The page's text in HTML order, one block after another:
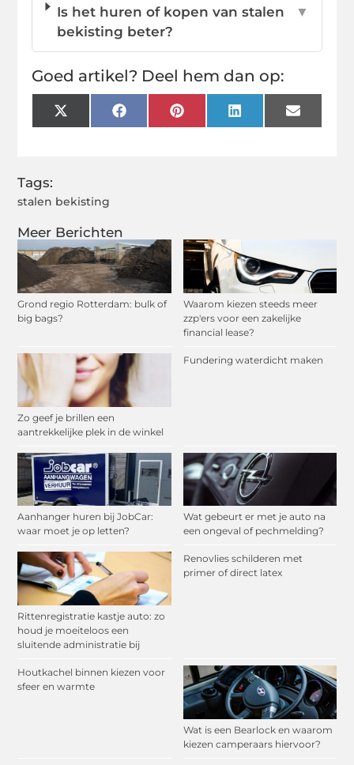
Meer Berichten
Grond regio Rotterdam: bulk of
big bags?
Waarom kiezen steeds meer
zzp'ers voor een zakelijke
financial lease?
Zo geef je brillen een
aantrekkelijke plek in de winkel
Fundering waterdicht maken
Aanhanger huren bij JobCar:
waar moet je op letten?
Wat gebeurt er met je auto na
een ongeval of pechmelding?
Rittenregistratie kastje auto: zo
houd je moeiteloos een
sluitende administratie bij
Renovlies schilderen met
primer of direct latex
Houtkachel binnen kiezen voor
sfeer en warmte
Wat is een Bearlock en waarom
kiezen camperaars hiervoor?
Is het huren of kopen van stalen
bekisting beter?
▼
Goed artikel? Deel hem dan op:
X
(Twitter)
FacebookPinterestLinkedInEmail
Tags:
stalen bekisting